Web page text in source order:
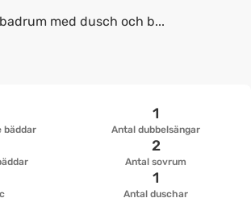
med dusch och b...
bäddar Antal dubbelsängar
1
Antal sovrum
2
Antal duschar
1